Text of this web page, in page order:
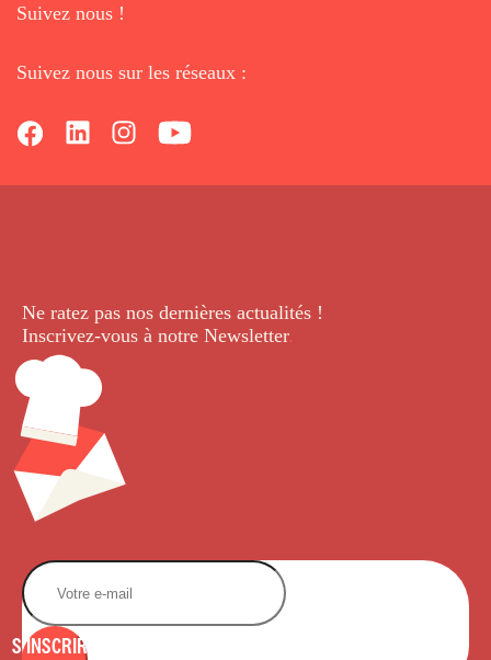
Suivez nous !
Suivez nous sur les réseaux :
Ne ratez pas nos dernières actualités !
Inscrivez-vous à notre Newsletter.
S'INSCRIRE